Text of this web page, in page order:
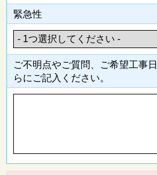
緊急性
ご不明点やご質問、ご希望工事日
らにご記入 ください。